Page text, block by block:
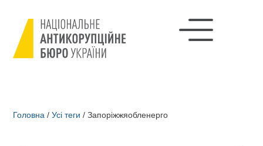
Головна / Усі теги / Запоріжжяобленерго